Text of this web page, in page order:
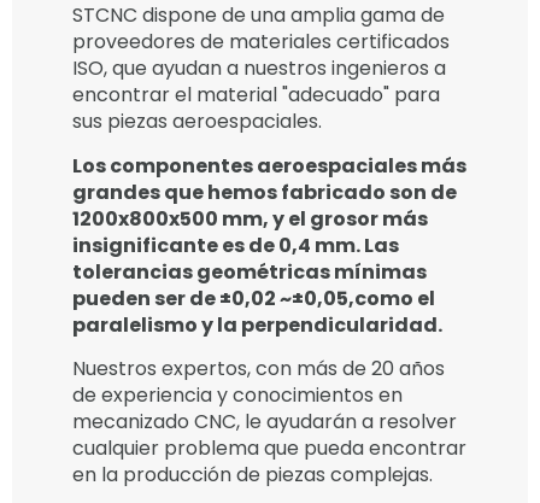
STCNC dispone de una amplia gama de
proveedores de materiales certificados
ISO, que ayudan a nuestros ingenieros a
encontrar el material "adecuado" para
sus piezas aeroespaciales.
Los componentes aeroespaciales más
grandes que hemos fabricado son de
1200x800x500 mm, y el grosor más
insignificante es de 0,4 mm. Las
tolerancias geométricas mínimas
pueden ser de ±0,02 ~±0,05,como el
paralelismo y la perpendicularidad.
Nuestros expertos, con más de 20 años
de experiencia y conocimientos en
mecanizado CNC, le ayudarán a resolver
cualquier problema que pueda encontrar
en la producción de piezas complejas.